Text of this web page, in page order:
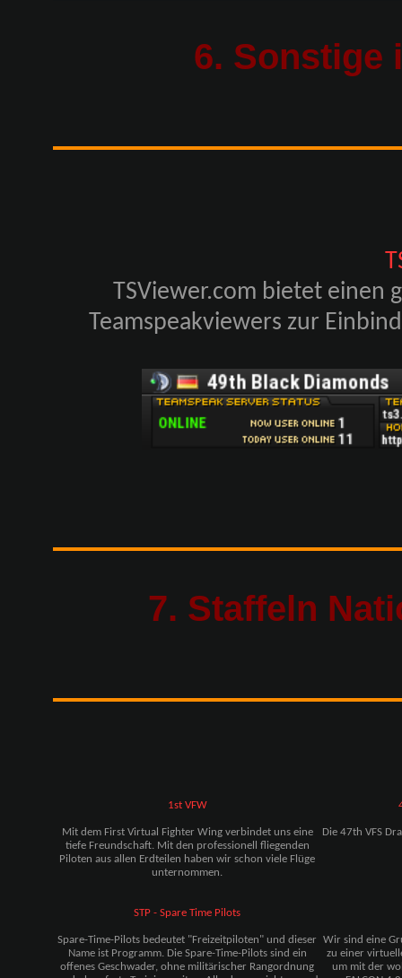
6. Sonstige
TSViewer.com bietet einen
Teamspeakviewers zur
7. Staffeln
1st VFW
Mit dem First Virtual Fighter Wing verbindet uns eine
tiefe Freundschaft. Mit den professionell fliegenden
Piloten aus allen Erdteilen haben wir schon viele Flüge
unternommen.
Die 47th VFS
STP - Spare Time Pilots
Spare-Time-Pilots bedeutet "Freizeitpiloten" und dieser
Name ist Programm. Die Spare-Time-Pilots sind ein
offenes Geschwader, ohne militärischer Rangordnung
Wir sind eine
zu einer
um mit der